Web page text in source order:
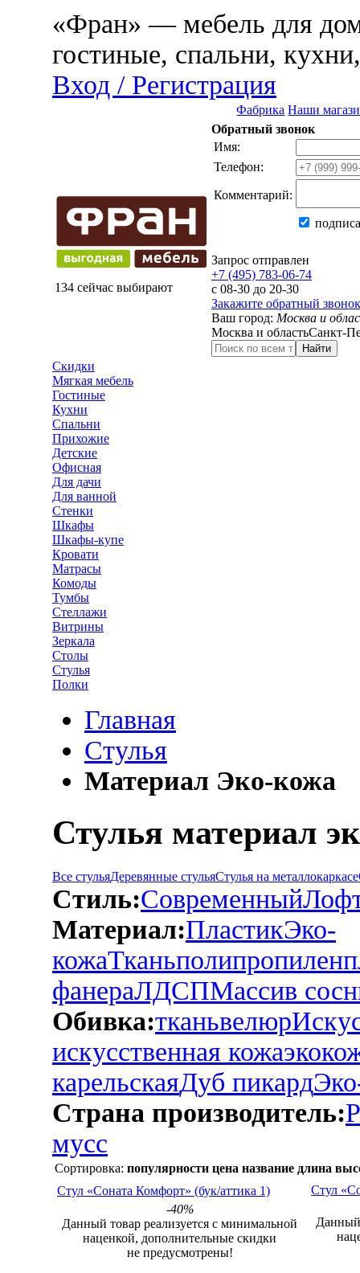
«Фран» — мебель для
гостиные, спальни,
Вход / Регистрация
Фабрика Наши
134 сейчас выбирают
Обратный звонок
Имя:
Телефон:
Комментарий:
Запрос отправлен
+7 (495) 783-06-74
с 08-30 до 20-30
Закажите обратный звонок
Ваш город: Москва и
Москва и областьСанкт-
Найти
Скидки
Мягкая мебель
Гостиные
Кухни
Спальни
Прихожие
Детские
Офисная
Для дачи
Для ванной
Стенки
Шкафы
Шкафы-купе
Кровати
Матрасы
Комоды
Тумбы
Стеллажи
Витрины
Зеркала
Столы
Стулья
Полки
Главная
Стулья
Материал Эко-кожа
Стулья материал
Все стульяДеревянные стульяСтулья на металлокаркасе
Стиль:Современный
Материал:ПластикЭко-
кожаТканьполипропилен
фанераЛДСПМассив
Обивка:тканьвелюр
искусственная кожа
карельскаяДуб пикард
Страна производитель:
мусс
Сортировка: популярности цена название длина
Стул «Соната Комфорт» (бук/аттика 1)
-40%
Данный товар реализуется с минимальной
наценкой, дополнительные скидки
не предусмотрены!
Стул
Данный